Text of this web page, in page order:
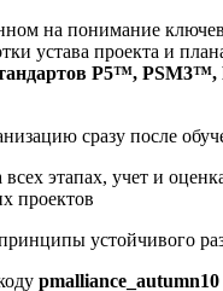
на понимание
устава проекта и
P5™,
сразу после
этапах, учет и
проектов
устойчивого
pmalliance_autumn10